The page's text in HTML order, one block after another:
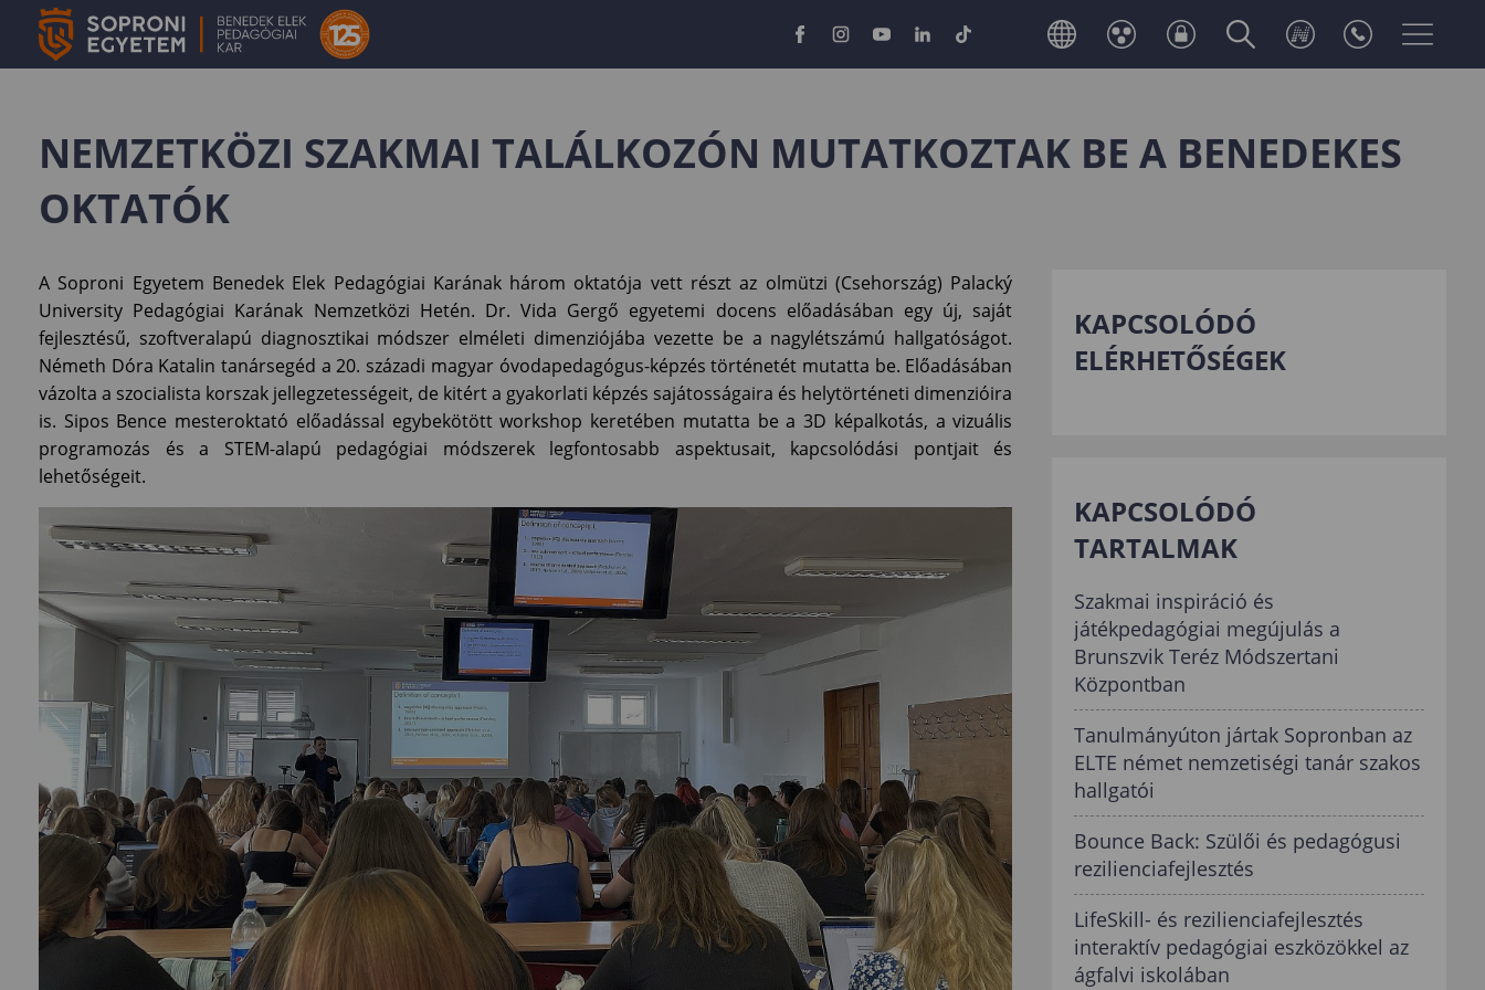
NEMZETKÖZI SZAKMAI TALÁLKOZÓN MUTATKOZTAK BE A BENEDEKES
OKTATÓK
A Soproni Egyetem Benedek Elek Pedagógiai Karának három oktatója vett részt az olmützi (Csehország) Palacký
University Pedagógiai Karának Nemzetközi Hetén. Dr. Vida Gergő egyetemi docens előadásában egy új, saját
fejlesztésű, szoftveralapú diagnosztikai módszer elméleti dimenziójába vezette be a nagylétszámú hallgatóságot.
Németh Dóra Katalin tanársegéd a 20. századi magyar óvodapedagógus-képzés történetét mutatta be. Előadásában
vázolta a szocialista korszak jellegzetességeit, de kitért a gyakorlati képzés sajátosságaira és helytörténeti dimenzióira
is. Sipos Bence mesteroktató előadással egybekötött workshop keretében mutatta be a 3D képalkotás, a vizuális
programozás és a STEM-alapú pedagógiai módszerek legfontosabb aspektusait, kapcsolódási pontjait és
lehetőségeit.
KAPCSOLÓDÓ
ELÉRHETŐSÉGEK
KAPCSOLÓDÓ
TARTALMAK
Szakmai inspiráció és
játékpedagógiai megújulás a
Brunszvik Teréz Módszertani
Központban
Tanulmányúton jártak Sopronban az
ELTE német nemzetiségi tanár szakos
hallgatói
Bounce Back: Szülői és pedagógusi
rezilienciafejlesztés
LifeSkill- és rezilienciafejlesztés
interaktív pedagógiai eszközökkel az
ágfalvi iskolában